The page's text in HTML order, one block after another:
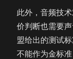
此外，音频技
价判断也需要
盟给出的测试
不能作为金标